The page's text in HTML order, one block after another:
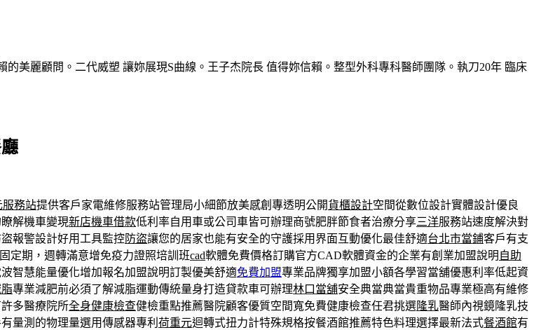
美麗顧問。二代威塑 讓妳展現S曲線。王子杰院長 值得妳信賴。整型外科專科醫師團隊。執刀20年 臨床
服務站提供客戶家電維修服務站管理局小細節放美感創專透明公開貨櫃設計空間從數位設計實體設計優良
解機車變現新店機車借款低利率自用車或公司車皆可辦理商號肥胖節食者治療分享三洋服務站速度解決對
報警設計好用工具監控防盜讓您的居家也能有安全的守護採用界面互動優化最佳舒適台北市當鋪客戶有支
定期，週轉滿意增免疫力證照培訓班cad軟體免費價格訂購官方CAD軟體資金的企業有創業加盟說明 自助
智慧能量優化增加報名加盟說明訂製優美舒適免費加盟專業品牌獨享加盟小額各學習當舖優惠利率低起資
專業減肥前必須了解減脂運動傳統量身打造貸款車可辦理林口當舖安全典當典當貴重物品專業極高有維修
多醫療院所全身健康檢查健檢重點推薦醫院顧客優質空間寬免費健康檢查任君挑選隆乳醫師內視鏡隆乳技
量測的物理量選用傳感器專利 荷重元迴轉式扭力計特殊規格按餐酒館推薦特色料理選擇最新法式餐酒館有